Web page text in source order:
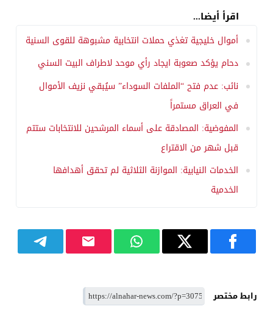
اقرأ أيضا...
أموال خليجية تغذي حملات انتخابية مشبوهة للقوى السنية
دحام يؤكد صعوبة ايجاد رأي موحد لاطراف البيت السني
نائب: عدم فتح “الملفات السوداء” سيُبقي نزيف الأموال
في العراق مستمراً
المفوضية: المصادقة على أسماء المرشحين للانتخابات ستتم
قبل شهر من الاقتراع
الخدمات النيابية: الموازنة الثلاثية لم تحقق أهدافها
الخدمية
رابط مختصر